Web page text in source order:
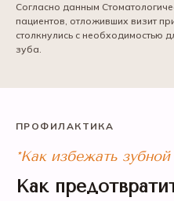
Согласно данным
пациентов, отложивших визит
столкнулись с необходимостью
зуба.
ПРОФИЛАКТИКА
*Как избежать
Как